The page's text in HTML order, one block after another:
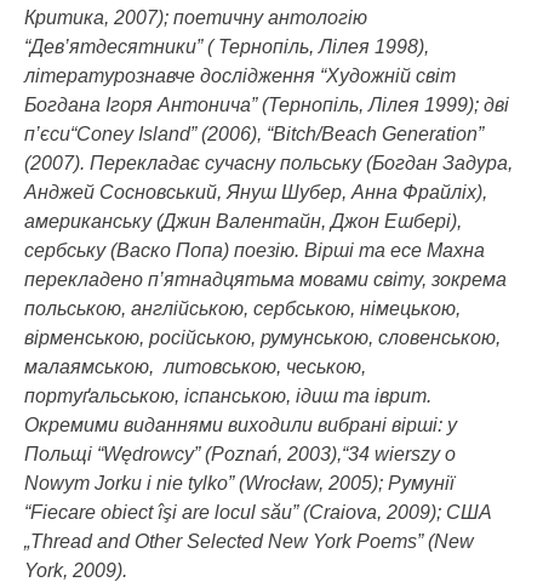
Критика, 2007); поетичну антологію
“Дев’ятдесятники” ( Тернопіль, Лілея 1998),
літературознавче дослідження “Художній світ
Богдана Ігоря Антонича” (Тернопіль, Лілея 1999); дві
п’єси“Coney Island” (2006), “Bitch/Beach Generation”
(2007). Перекладає сучасну польську (Богдан Задура,
Анджей Сосновський, Януш Шубер, Анна Фрайліх),
американську (Джин Валентайн, Джон Ешбері),
сербську (Васко Попа) поезію. Вірші та есе Махна
перекладено п’ятнадцятьма мовами світу, зокрема
польською, англійською, сербською, німецькою,
вірменською, російською, румунською, словенською,
малаямською, литовською, чеською,
портуґальською, іспанською, ідиш та іврит.
Окремими виданнями виходили вибрані вірші: у
Польщі “Wędrowcy” (Poznań, 2003),“34 wierszy o
Nowym Jorku i nie tylko” (Wrocław, 2005); Румунії
“Fiecare obiect îşi are locul său” (Craiova, 2009); США
„Thread and Other Selected New York Poems” (New
York, 2009).